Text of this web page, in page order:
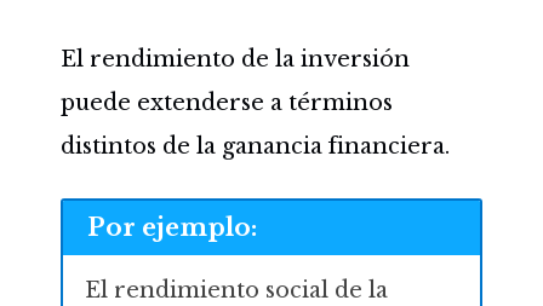
El rendimiento de la inversión
puede extenderse a términos
distintos de la ganancia financiera.
Por ejemplo:
El rendimiento social de la